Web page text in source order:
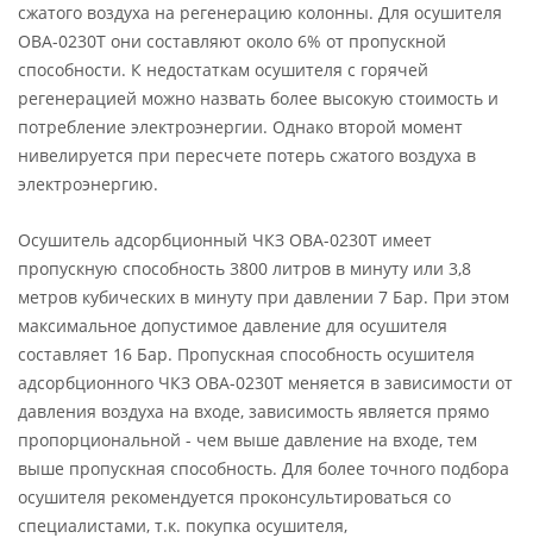
сжатого воздуха на регенерацию колонны. Для осушителя
ОВА-0230Т они составляют около 6% от пропускной
способности. К недостаткам осушителя с горячей
регенерацией можно назвать более высокую стоимость и
потребление электроэнергии. Однако второй момент
нивелируется при пересчете потерь сжатого воздуха в
электроэнергию.
Осушитель адсорбционный ЧКЗ ОВА-0230Т имеет
пропускную способность 3800 литров в минуту или 3,8
метров кубических в минуту при давлении 7 Бар. При этом
максимальное допустимое давление для осушителя
составляет 16 Бар. Пропускная способность осушителя
адсорбционного ЧКЗ ОВА-0230Т меняется в зависимости от
давления воздуха на входе, зависимость является прямо
пропорциональной - чем выше давление на входе, тем
выше пропускная способность. Для более точного подбора
осушителя рекомендуется проконсультироваться со
специалистами, т.к. покупка осушителя,